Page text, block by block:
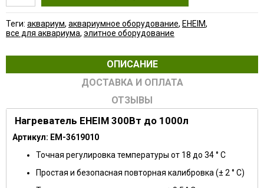
Теги: аквариум, аквариумное оборудование, EHEIM,
все для аквариума, элитное оборудование
ОПИСАНИЕ
ДОСТАВКА И ОПЛАТА
ОТЗЫВЫ
Нагреватель EHEIM 300Вт до 1000л
Артикул: EM-3619010
Точная регулировка температуры от 18 до 34 ° С
Простая и безопасная повторная калибровка (± 2 ° С)